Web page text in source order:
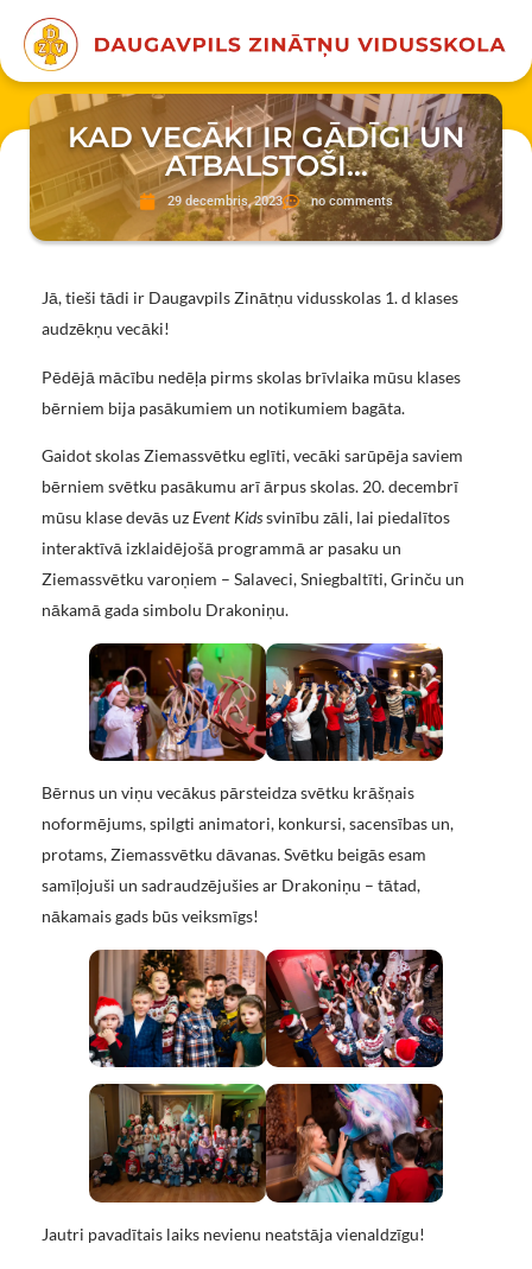
KAD VECĀKI IR GĀDĪGI UN
ATBALSTOŠI…
29 decembris, 2023 no comments
Jā, tieši tādi ir Daugavpils Zinātņu vidusskolas 1. d klases
audzēkņu vecāki!
Pēdējā mācību nedēļa pirms skolas brīvlaika mūsu klases
bērniem bija pasākumiem un notikumiem bagāta.
Gaidot skolas Ziemassvētku eglīti, vecāki sarūpēja saviem
bērniem svētku pasākumu arī ārpus skolas. 20. decembrī
mūsu klase devās uzEvent Kidssvinību zāli, lai piedalītos
interaktīvā izklaidējošā programmā ar pasaku un
Ziemassvētku varoņiem – Salaveci, Sniegbaltīti, Grinču un
nākamā gada simbolu Drakoniņu.
Bērnus un viņu vecākus pārsteidza svētku krāšņais
noformējums, spilgti animatori, konkursi, sacensības un,
protams, Ziemassvētku dāvanas. Svētku beigās esam
samīļojuši un sadraudzējušies ar Drakoniņu – tātad,
nākamais gads būs veiksmīgs!
Jautri pavadītais laiks nevienu neatstāja vienaldzīgu!